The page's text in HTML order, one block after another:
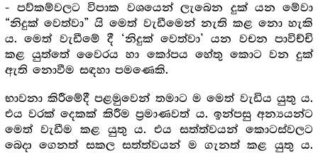
- පව්කම්වලට විපාක වශයෙන් ලැබෙන දුක් යන මේවා
“නිදුක් වෙත්වා” යි මෙත් වැඩීමෙන් නැති කළ නො හැකි
ය. මෙත් වැඩීමේ දී ‘නිදුක් වෙත්වා’ යන වචන පාවිච්චි
කළ යුත්තේ වෛරය හා කෝපය හේතු කොට වන දුක්
ඇති නොවීම සඳහා පමණෙකි.
භාවනා කිරීමේදී පළමුවෙන් තමාට ම මෙත් වැඩිය යුතු ය.
එය වරක් දෙකක් කිරීම ප්‍ර‍මාණවත් ය. ඉන්පසු අන්‍යයන්ට
මෙත් වැඩීම කළ යුතු ය. එය සත්ත්වයන් කොටස්වලට
බෙදා ගෙනත් සකල සත්ත්වයන් ම ගැනත් කළ යුතු ය.